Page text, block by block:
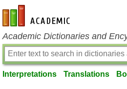
en-academic.com
Academic Dictionaries and
Interpretations Translations